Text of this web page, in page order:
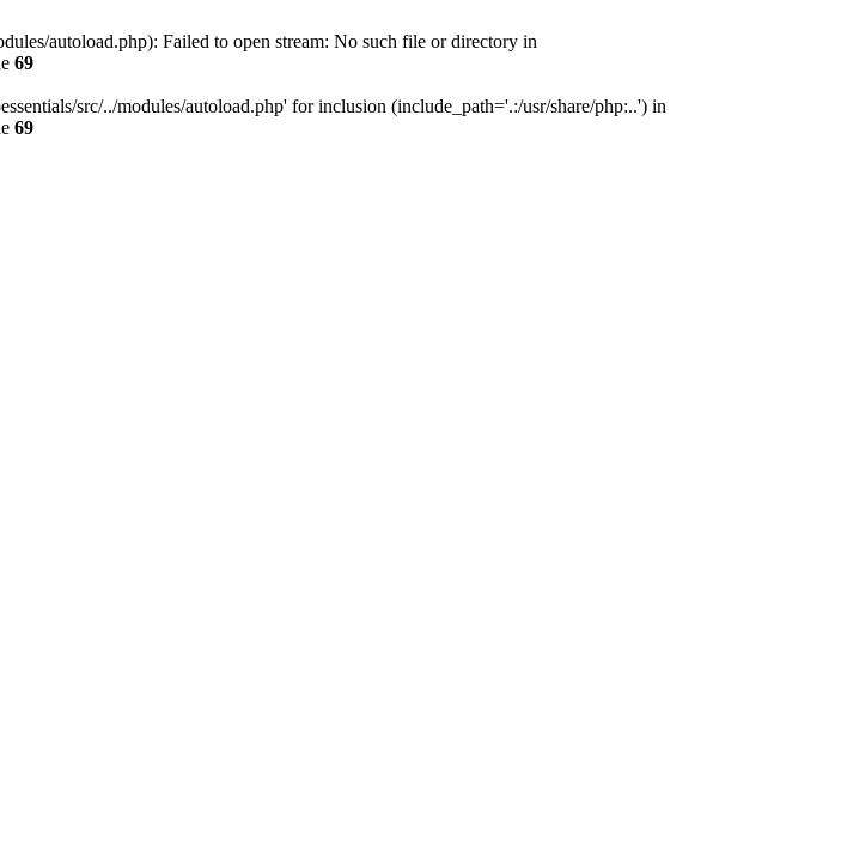
autoload.php): Failed to open stream: No such file or directory in
69
src/../modules/autoload.php' for inclusion (include_path='.:/usr/share/php:..') in
69